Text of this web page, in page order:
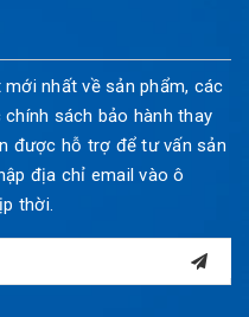
nhất về sản phẩm, các
sách bảo hành thay
được hỗ trợ để tư vấn sản
địa chỉ email vào ô
thời.